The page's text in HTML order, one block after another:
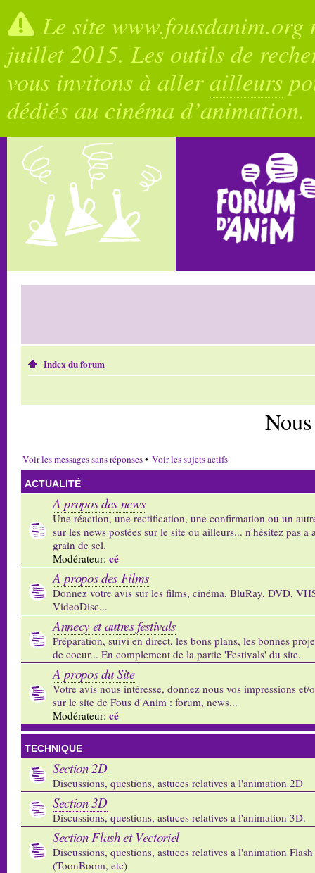
Le site
juillet 2015. Les outils de
vous invitons à allerailleurs
dédiés au cinéma d’animation.
Index du forum
Voir les messages sans réponses• Voir les sujets actifs
ACTUALITÉ
A propos des news
Une réaction, une rectification, une confirmation ou un
sur les news postées sur le site ou ailleurs... n'hésitez pas a
grain de sel.
Modérateur: cé
A propos des Films
Donnez votre avis sur les films, cinéma, BluRay, DVD,
VideoDisc...
Annecy et autres festivals
Préparation, suivi en direct, les bons plans, les bonnes
de coeur... En complement de la partie 'Festivals' du site.
A propos du Site
Votre avis nous intéresse, donnez nous vos impressions et/
sur le site de Fous d'Anim : forum, news...
Modérateur: cé
TECHNIQUE
Section 2D
Discussions, questions, astuces relatives a l'animation 2D
Section 3D
Discussions, questions, astuces relatives a l'animation 3D.
Section Flash et Vectoriel
Discussions, questions, astuces relatives a l'animation
(ToonBoom, etc)